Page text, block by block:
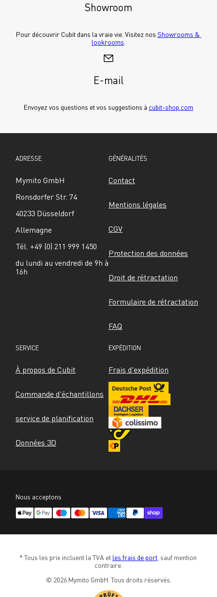
Showroom
Pour découvrir Cubit dans la vraie vie. Visitez nos Showrooms &
lookrooms
E-mail
Envoyez vos questions et vos suggestions à cubit-shop.com
ADRESSE
Mymito GmbH
Ronsdorfer Str. 74
40233 Düsseldorf
Allemagne
Tél. +49 (0) 211 999 1450
du lundi au vendredi de 9h à
16h
GÉNÉRALITÉS
Contact
Mentions légales
CGV
Protection des données
Droit de rétractation
Formulaire de rétractation
FAQ
SERVICE
À propos de Cubit
Commande d'échantillons
service de planification
Données 3D
EXPÉDITION
Frais d'expédition
Nous acceptons
* Tous les prix incluent la TVA et les frais de port, sauf mention
contraire.
© 2026 Mymito GmbH. Tous droits réservés.